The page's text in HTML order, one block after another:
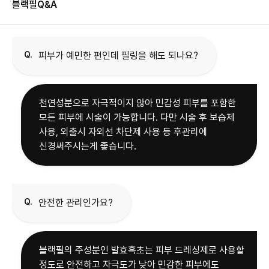
블랙필Q&A
Q. 피부가 예민한 편인데 필링을 해도 되나요?
천연성분으로 자극적이지 않아 민감성 피부를 포함한
모든 피부에 시술이 가능합니다. 다만 시술 후 보습제
사용, 외출시 자외선 차단제 사용 등 후관리에
신경써주시는게 좋습니다.
Q. 안전한 관리인가요?
블랙필의 주성분인 발효흑초는 피부 드레싱제로 사용할
정도로 안전하고 자극도가 낮아 민감한 피부에도